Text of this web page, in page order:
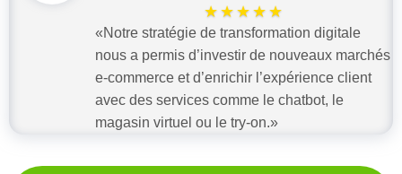
★★★★★
«Notre stratégie de transformation digitale
nous a permis d’investir de nouveaux marchés
e-commerce et d’enrichir l’expérience client
avec des services comme le chatbot, le
magasin virtuel ou le try-on.»